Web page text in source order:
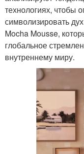
технологиях, чтобы
символизировать
Mocha Mousse,
глобальное
внутреннему миру.